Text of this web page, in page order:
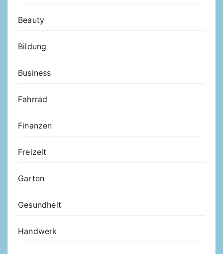
Beauty
Bildung
Business
Fahrrad
Finanzen
Freizeit
Garten
Gesundheit
Handwerk